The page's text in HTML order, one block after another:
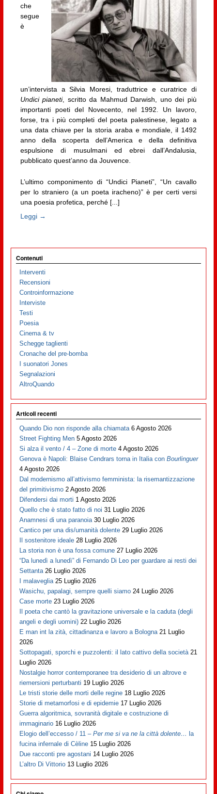
che
segue
è
un’intervista a Silvia Moresi, traduttrice e curatrice di
Undici pianeti, scritto da Mahmud Darwish, uno dei più
importanti poeti del Novecento, nel 1992. Un lavoro,
forse, tra i più completi del poeta palestinese, legato a
una data chiave per la storia araba e mondiale, il 1492
anno della scoperta dell’America e della definitiva
espulsione di musulmani ed ebrei dall’Andalusia,
pubblicato quest’anno da Jouvence.
L’ultimo componimento di “Undici Pianeti”, “Un cavallo
per lo straniero (a un poeta iracheno)” è per certi versi
una poesia profetica, perché [...]
Leggi →
Contenuti
Interventi
Recensioni
Controinformazione
Interviste
Testi
Poesia
Cinema & tv
Schegge taglienti
Cronache del pre-bomba
I suonatori Jones
Segnalazioni
AltroQuando
Articoli recenti
Quando Dio non risponde alla chiamata 6 Agosto 2026
Street Fighting Men 5 Agosto 2026
Si alza il vento / 4 – Zone di morte 4 Agosto 2026
Genova è Napoli: Blaise Cendrars torna in Italia conBourlinguer
4 Agosto 2026
Dal modernismo all’attivismo femminista: la risemantizzazione
del primitivismo 2 Agosto 2026
Difendersi dai morti 1 Agosto 2026
Quello che è stato fatto di noi 31 Luglio 2026
Anamnesi di una paranoia 30 Luglio 2026
Cantico per una dis/umanità dolente 29 Luglio 2026
Il sostenitore ideale 28 Luglio 2026
La storia non è una fossa comune 27 Luglio 2026
“Da lunedì a lunedì” di Fernando Di Leo per guardare ai resti dei
Settanta 26 Luglio 2026
I malaveglia 25 Luglio 2026
Wasichu, papalagi, sempre quelli siamo 24 Luglio 2026
Case morte 23 Luglio 2026
Il poeta che cantò la gravitazione universale e la caduta (degli
angeli e degli uomini) 22 Luglio 2026
E man int la zità, cittadinanza e lavoro a Bologna 21 Luglio
2026
Sottopagati, sporchi e puzzolenti: il lato cattivo della società 21
Luglio 2026
Nostalgie horror contemporanee tra desiderio di un altrove e
riemersioni perturbanti 19 Luglio 2026
Le tristi storie delle morti delle regine 18 Luglio 2026
Storie di metamorfosi e di epidemie 17 Luglio 2026
Guerra algoritmica, sovranità digitale e costruzione di
immaginario 16 Luglio 2026
Elogio dell’eccesso / 11 –Per me si va ne la città dolente… la
fucina infernale di Cèline 15 Luglio 2026
Due racconti pre agostani 14 Luglio 2026
L’altro Di Vittorio 13 Luglio 2026